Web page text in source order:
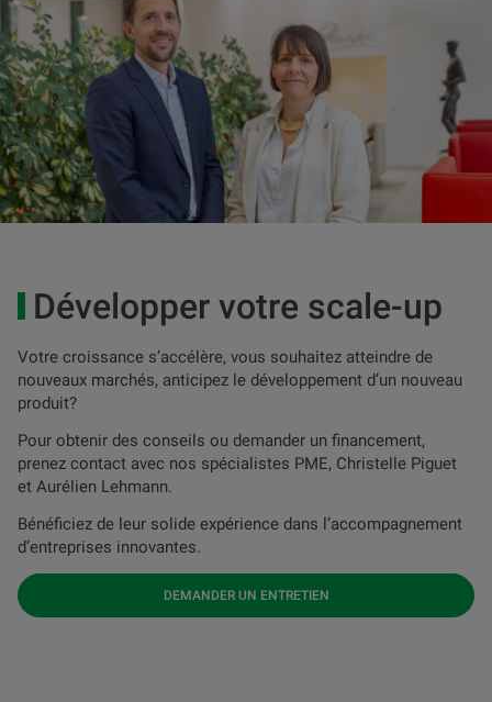
Développer votre scale-up
Votre croissance s’accélère, vous souhaitez atteindre de
nouveaux marchés, anticipez le développement d’un nouveau
produit?
Pour obtenir des conseils ou demander un financement,
prenez contact avec nos spécialistes PME, Christelle Piguet
et Aurélien Lehmann.
Bénéficiez de leur solide expérience dans l’accompagnement
d’entreprises innovantes.
DEMANDER UN ENTRETIEN